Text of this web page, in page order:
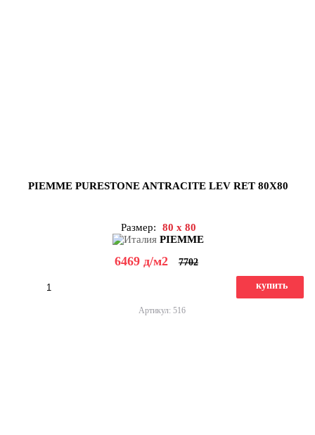
PIEMME PURESTONE ANTRACITE LEV RET 80X80
Размер:
80 x 80
PIEMME
6469 д/м2 7702
купить
Артикул: 516